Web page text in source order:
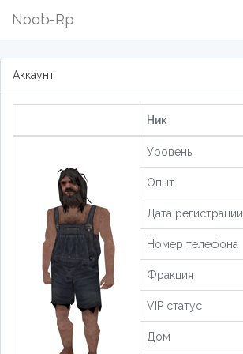
Noob-Rp
Аккаунт
Ник
Уровень
Опыт
Дата регистрации
Номер телефона
Фракция
VIP статус
Дом